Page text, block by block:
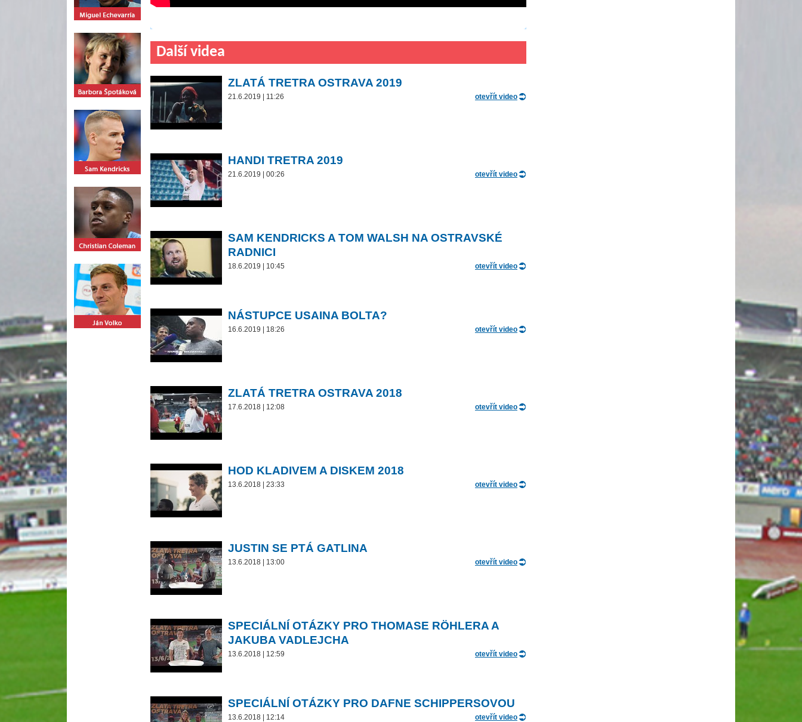
Další videa
ZLATÁ TRETRA OSTRAVA 2019
21.6.2019 | 11:26 otevřít video
HANDI TRETRA 2019
21.6.2019 | 00:26 otevřít video
SAM KENDRICKS A TOM WALSH NA OSTRAVSKÉ
RADNICI
18.6.2019 | 10:45 otevřít video
NÁSTUPCE USAINA BOLTA?
16.6.2019 | 18:26 otevřít video
ZLATÁ TRETRA OSTRAVA 2018
17.6.2018 | 12:08 otevřít video
HOD KLADIVEM A DISKEM 2018
13.6.2018 | 23:33 otevřít video
JUSTIN SE PTÁ GATLINA
13.6.2018 | 13:00 otevřít video
SPECIÁLNÍ OTÁZKY PRO THOMASE RÖHLERA A
JAKUBA VADLEJCHA
13.6.2018 | 12:59 otevřít video
SPECIÁLNÍ OTÁZKY PRO DAFNE SCHIPPERSOVOU
13.6.2018 | 12:14 otevřít video